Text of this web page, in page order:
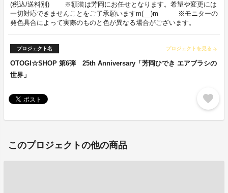
(税込/送料別) ※額装は芳岡にお任せとなります。希望や変更には
一切対応できませんことをご了承願いますm(__)m ※モニターの
発色具合によって実際のものと色が異なる場合がございます。
プロジェクト名 プロジェクトを見る arrow_forward
OTOGI☆SHOP 第6弾 25th Anniversary「芳岡ひでき エアブラシの
世界」
favorite
このプロジェクトの他の商品